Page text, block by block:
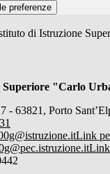
preferenze
di Istruzione
Superiore "Carlo
- 63821, Porto
Link
Link